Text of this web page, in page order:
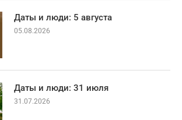
Даты и люди: 5 августа
05.08.2026
Даты и люди: 31 июля
31.07.2026